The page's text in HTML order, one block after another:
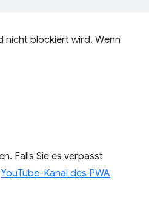
nicht blockiert wird. Wenn
Falls Sie es verpasst
YouTube-Kanal des PWA